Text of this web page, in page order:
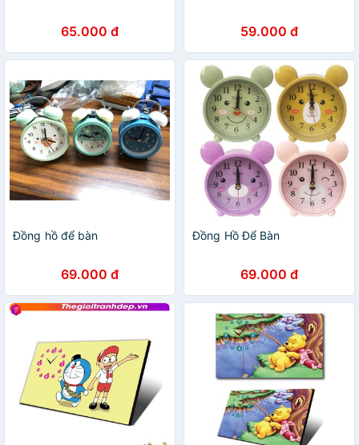
65.000 đ 59.000 đ
Đồng hồ để bàn
69.000 đ
Đồng Hồ Để Bàn
69.000 đ